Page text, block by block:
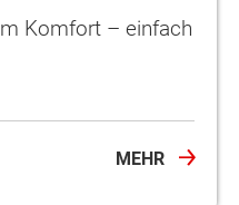
Komfort – einfach
MEHR